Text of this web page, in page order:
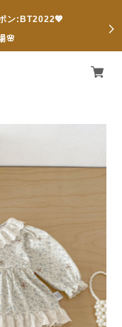
ン:BT2022💖
🌸